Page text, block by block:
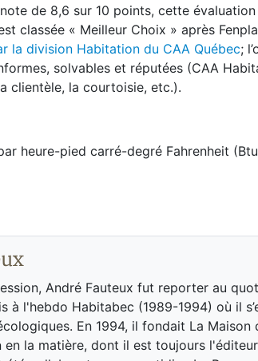
de 8,6 sur 10 points, cette
classée « Meilleur Choix » après
la division Habitation du CAA Québec;
solvables et réputées (CAA
clientèle, la courtoisie, etc.).
heure-pied carré-degré Fahrenheit
André Fauteux fut reporter au
à l'hebdo Habitabec (1989-1994) où il
En 1994, il fondait La Maison
en la matière, dont il est toujours